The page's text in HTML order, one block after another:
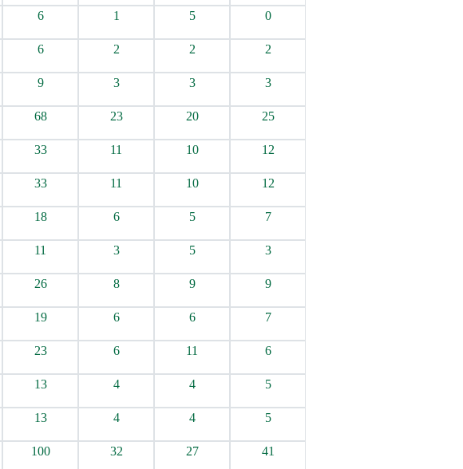
6 1 5 0
6 2 2 2
9 3 3 3
68 23 20 25
33 11 10 12
33 11 10 12
18 6 5 7
11 3 5 3
26 8 9 9
19 6 6 7
23 6 11 6
13 4 4 5
13 4 4 5
100 32 27 41